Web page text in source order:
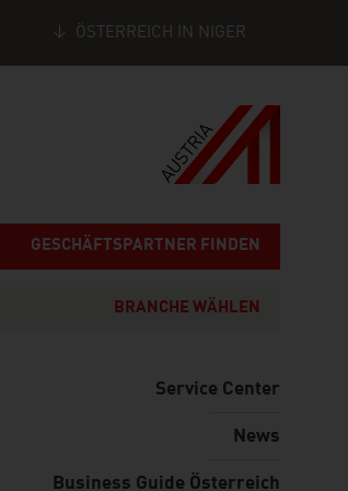
ÖSTERREICH IN NIGER
GESCHÄFTSPARTNER FINDEN
BRANCHE WÄHLEN
Service Center
News
Business Guide Österreich